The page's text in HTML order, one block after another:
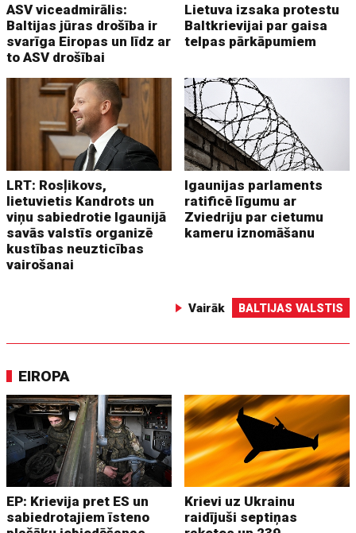
ASV viceadmirālis:
Baltijas jūras drošība ir
svarīga Eiropas un līdz ar
to ASV drošībai
Lietuva izsaka protestu
Baltkrievijai par gaisa
telpas pārkāpumiem
LRT: Rosļikovs,
lietuvietis Kandrots un
viņu sabiedrotie Igaunijā
savās valstīs organizē
kustības neuzticības
vairošanai
Igaunijas parlaments
ratificē līgumu ar
Zviedriju par cietumu
kameru iznomāšanu
Vairāk BALTIJAS VALSTIS
EIROPA
EP: Krievija pret ES un
sabiedrotajiem īsteno
Krievi uz Ukrainu
raidījuši septiņas